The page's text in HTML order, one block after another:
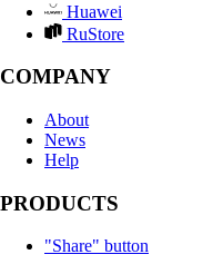
Huawei
RuStore
COMPANY
About
News
Help
PRODUCTS
"Share" button